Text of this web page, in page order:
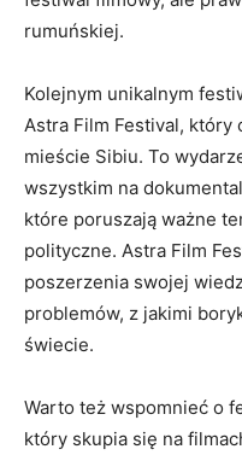
rumuńskiej.
Kolejnym ⁣unikalnym
⁤Astra Film Festival, który
mieście Sibiu. To
wszystkim na
które poruszają ważne
polityczne. Astra Film
poszerzenia swojej
problemów, z jakimi
świecie.
Warto też wspomnieć o
który skupia‌ się ‌na